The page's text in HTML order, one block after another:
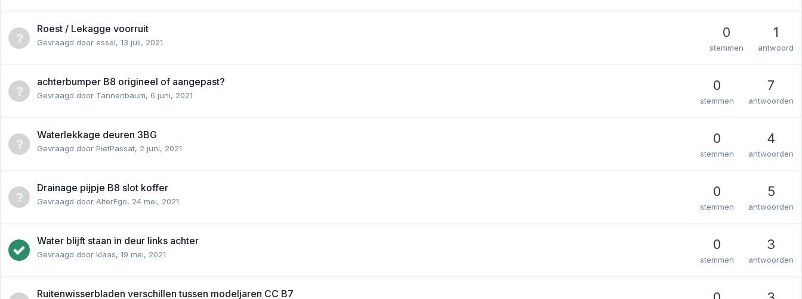
Roest / Lekagge voorruit
Gevraagd door essel, 13 juli, 2021
0
stemmen
1
antwoord
achterbumper B8 origineel of aangepast?
Gevraagd door Tannenbaum, 6 juni, 2021
0
stemmen
7
antwoorden
Waterlekkage deuren 3BG
Gevraagd door PietPassat, 2 juni, 2021
0
stemmen
4
antwoorden
Drainage pijpje B8 slot koffer
Gevraagd door AlterEgo, 24 mei, 2021
0
stemmen
5
antwoorden
Water blijft staan in deur links achter
Gevraagd door klaas, 19 mei, 2021
0
stemmen
3
antwoorden
Ruitenwisserbladen verschillen tussen modeljaren CC B7